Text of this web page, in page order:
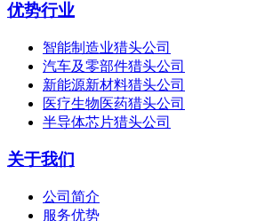
优势行业
智能制造业猎头公司
汽车及零部件猎头公司
新能源新材料猎头公司
医疗生物医药猎头公司
半导体芯片猎头公司
关于我们
公司简介
服务优势